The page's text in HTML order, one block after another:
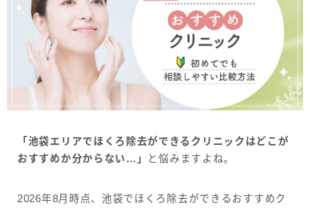
「池袋エリアでほくろ除去ができるクリニックはどこが
おすすめか分からない…」
と悩みますよね。
2026年8月時点、池袋でほくろ除去ができるおすすめク